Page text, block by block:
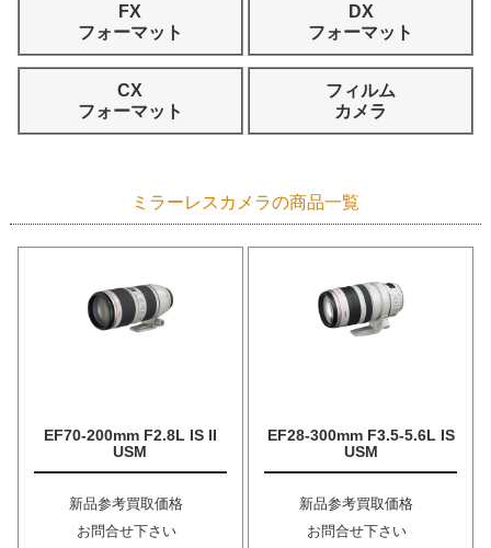
FX
フォーマット
DX
フォーマット
CX
フォーマット
フィルム
カメラ
ミラーレスカメラの商品一覧
EF70-200mm F2.8L IS II
USM
新品参考買取価格
お問合せ下さい
EF28-300mm F3.5-5.6L IS
USM
新品参考買取価格
お問合せ下さい